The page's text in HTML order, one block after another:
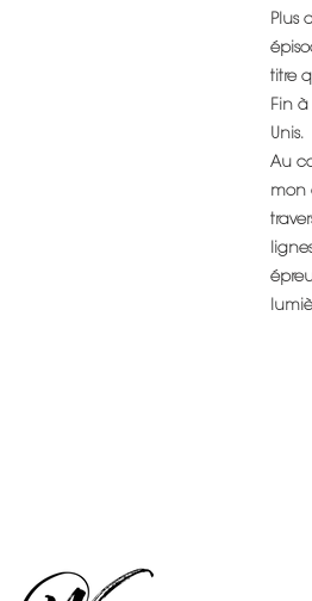
Plus
titre
Fin
Unis.
Au
mon